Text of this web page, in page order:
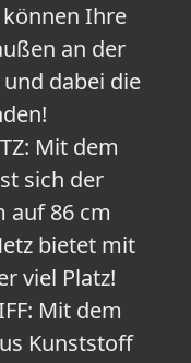
Ihre
an der
dabei die
Mit dem
sich der
auf 86 cm
bietet mit
viel Platz!
Mit dem
Kunststoff